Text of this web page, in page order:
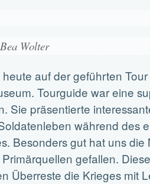
Wolter
auf der geführten
Tourguide war eine
Sie präsentierte
während des
Besonders gut hat uns die
gefallen.
Überreste die Krieges mit